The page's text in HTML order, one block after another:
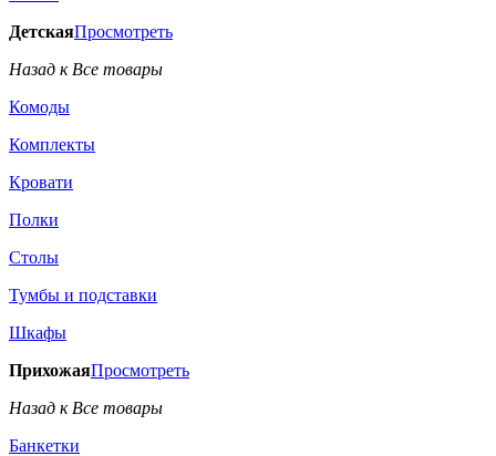
ДетскаяПросмотреть
Назад к Все товары
Комоды
Комплекты
Кровати
Полки
Столы
Тумбы и подставки
Шкафы
ПрихожаяПросмотреть
Назад к Все товары
Банкетки